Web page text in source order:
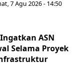
7 Agu 2026 - 14:50
ASN
Selama Proyek